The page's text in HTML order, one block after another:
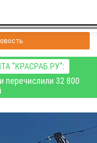
"КРАСРАБ.РУ":
перечислили 32 800